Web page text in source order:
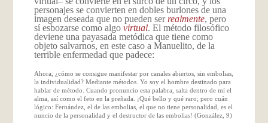
personajes se convierten en dobles burlones de una
imagen deseada que no pueden serrealmente, pero
sí esbozarse como algo virtual. El método filosófico
deviene una payasada metódica que tiene como
objeto salvarnos, en este caso a Manuelito, de la
terrible enfermedad que padece:
Ahora, ¿cómo se consigue manifestar por canales abiertos, sin embolias,
la individualidad? Mediante métodos. Yo soy el hombre destinado para
hablar de método. Cuando pronuncio esta palabra, salta dentro de mí el
alma, así como el feto en la preñada. ¡Qué bello y qué raro; pero cuán
lógico: Fernández, el de las embolias, el que no tiene personalidad, es el
nuncio de la personalidad y el destructor de las embolias! (González, 9)